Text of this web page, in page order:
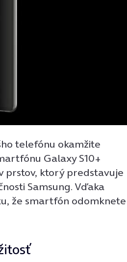
telefónu okamžite
Galaxy S10+
prstov, ktorý predstavuje
Samsung. Vďaka
že smartfón odomknete